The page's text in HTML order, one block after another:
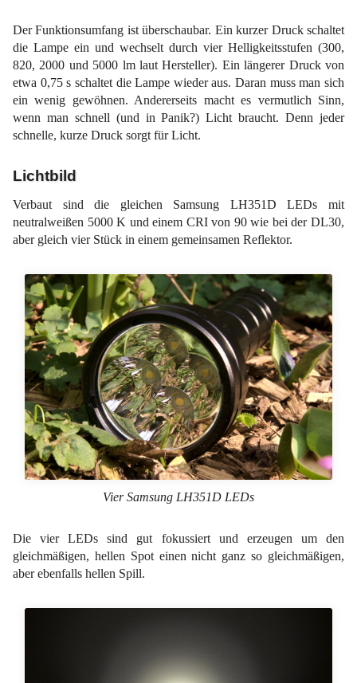
Der Funktionsumfang ist überschaubar. Ein kurzer Druck schaltet
die Lampe ein und wechselt durch vier Helligkeitsstufen (300,
820, 2000 und 5000 lm laut Hersteller). Ein längerer Druck von
etwa 0,75 s schaltet die Lampe wieder aus. Daran muss man sich
ein wenig gewöhnen. Andererseits macht es vermutlich Sinn,
wenn man schnell (und in Panik?) Licht braucht. Denn jeder
schnelle, kurze Druck sorgt für Licht.
Lichtbild
Verbaut sind die gleichen Samsung LH351D LEDs mit
neutralweißen 5000 K und einem CRI von 90 wie bei der DL30,
aber gleich vier Stück in einem gemeinsamen Reflektor.
Vier Samsung LH351D LEDs
Die vier LEDs sind gut fokussiert und erzeugen um den
gleichmäßigen, hellen Spot einen nicht ganz so gleichmäßigen,
aber ebenfalls hellen Spill.